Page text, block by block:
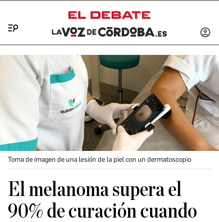
INICIAR
Toma de imagen de una lesión de la piel con un dermatoscopio
El melanoma supera el
90% de curación cuando